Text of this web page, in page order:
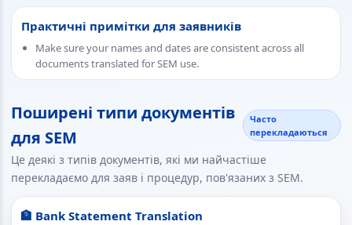
Практичні примітки для заявників
Make sure your names and dates are consistent across all
documents translated for SEM use.
Поширені типи документів
для SEM
Часто
перекладаються
Це деякі з типів документів, які ми найчастіше
перекладаємо для заяв і процедур, пов'язаних з SEM.
🏦 Bank Statement Translation